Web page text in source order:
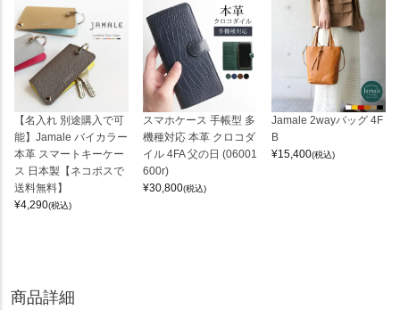
【名入れ 別途購入で可
能】Jamale バイカラー
本革 スマートキーケー
ス 日本製【ネコポスで
送料無料】
¥4,290(税込)
スマホケース 手帳型 多
機種対応 本革 クロコダ
イル 4FA 父の日 (06001
600r)
¥30,800(税込)
Jamale 2wayバッグ 4F
B
¥15,400(税込)
商品詳細